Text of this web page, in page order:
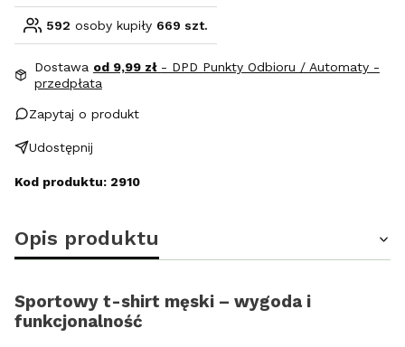
592 osoby kupiły 669 szt.
Dostawa od 9,99 zł - DPD Punkty Odbioru / Automaty -
przedpłata
Zapytaj o produkt
Udostępnij
Kod produktu: 2910
Opis produktu
Sportowy t-shirt męski – wygoda i
funkcjonalność